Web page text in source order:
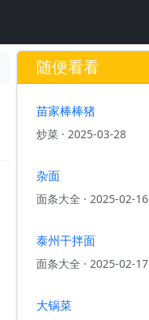
随便看看
苗家棒棒猪
炒菜 · 2025-03-28
杂面
面条大全 · 2025-02-16
泰州干拌面
面条大全 · 2025-02-17
大锅菜